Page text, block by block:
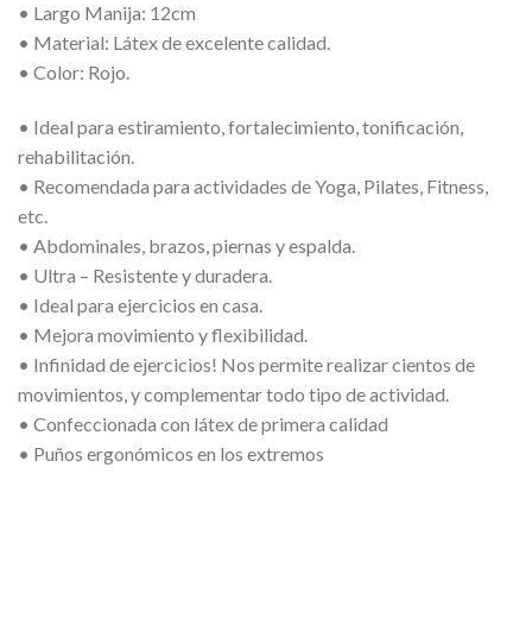
• Largo Manija: 12cm
• Material: Látex de excelente calidad.
• Color: Rojo.
• Ideal para estiramiento, fortalecimiento, tonificación,
rehabilitación.
• Recomendada para actividades de Yoga, Pilates, Fitness,
etc.
• Abdominales, brazos, piernas y espalda.
• Ultra – Resistente y duradera.
• Ideal para ejercicios en casa.
• Mejora movimiento y flexibilidad.
• Infinidad de ejercicios! Nos permite realizar cientos de
movimientos, y complementar todo tipo de actividad.
• Confeccionada con látex de primera calidad
• Puños ergonómicos en los extremos